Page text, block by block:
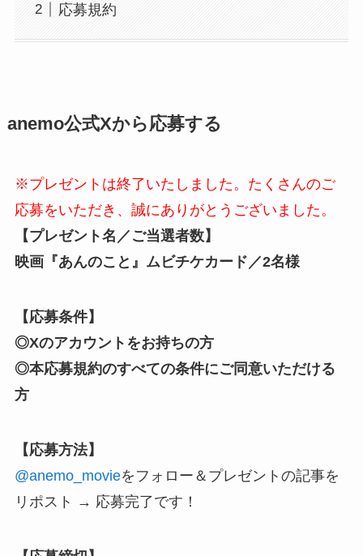
応募規約
anemo公式Xから応募する
※プレゼントは終了いたしました。たくさんのご
応募をいただき、誠にありがとうございました。
【プレゼント名／ご当選者数】
映画『あんのこと』ムビチケカード／2名様
【応募条件】
◎Xのアカウントをお持ちの方
◎本応募規約のすべての条件にご同意いただける
方
【応募方法】
@anemo_movieをフォロー ＆プレゼントの記事を
リポスト → 応募完了です！